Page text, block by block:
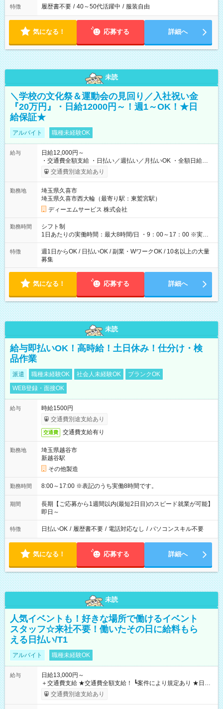
特徴 履歴書不要 / 40～50代活躍中 / 服装自由
気になる！ 応募する 詳細へ
未読
＼学校の文化祭＆運動会の見回り／入社祝い金
『20万円』・日給12000円～！週1～OK！★日
給保証★
アルバイト 職種未経験OK
給与
日給12,000円～
・交通費全額支給 ・日払い／週払い／月払いOK ・全額日給保
証あり ・－・－・－・－・－・－・－・－・－・－・ ★☆入社
祝金20万円★☆ ※1勤務毎に2000円ずつ支給！ ※100勤務目で合
－・－・－・－・－・ ≪給与例≫ 月22日働いた場合 月給：26
万4，000円 ＝12，000円×22日 ※別途交通費 ----- ■法定研修：
20時間×1，226円／合計24，520円支給 『お弁当』支給もあり♪
【試用期間】試用期間なし
交通費別途支給あり
勤務地
埼玉県久喜市
埼玉県久喜市西大輪（最寄り駅：東鷲宮駅）
ディーエムサービス 株式会社
勤務時間
シフト制
1日あたりの実働時間：最大8時間/日 ・9：00～17：00 ※実働8
時間・休憩1時間 ⇒実は…16時くらいには終わっちゃうことがほ
とんどです！ ★早く勤務が終わっても日給保証あり！
特徴
週1日からOK / 日払いOK / 副業・WワークOK / 10名以上の大量
募集
気になる！ 応募する 詳細へ
未読
給与即払いOK！高時給！土日休み！仕分け・検
品作業
派遣 職種未経験OK 社会人未経験OK
ブランクOK
WEB登録・面接OK
給与
時給1500円
交通費別途支給あり
交通費 交通費支給有り
勤務地
埼玉県越谷市
新越谷駅
その他製造
勤務時間 8:00～17:00 ※表記のうち実働8時間です。
期間
長期【ご応募から1週間以内(最短2日目)のスピード就業が可能】
即日～
特徴 日払いOK / 履歴書不要 / 電話対応なし / パソコンスキル不要
気になる！ 応募する 詳細へ
未読
人気イベントも！好きな場所で働けるイベント
スタッフ☆来社不要！働いたその日に給料もら
える日払い/T1
アルバイト 職種未経験OK
給与
日給13,000円～
＋交通費支給 ★交通費全額支給！ ┗案件により規定あり ★日払
いOK！（規定あり） ┗働いたその日に現金GET♪ お仕事後はコ
ンビニATMから 日払い分を引き落とせます！ 【試用期間】試
交通費別途支給あり